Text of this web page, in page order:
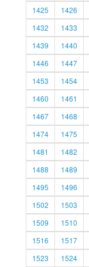
1425 1426
1432
1433
1439
1440
1446
1447
1453
1454
1460
1461
1467
1468
1474
1475
1481
1482
1488
1489
1495
1496
1502
1503
1509
1510
1516
1517
1523
1524